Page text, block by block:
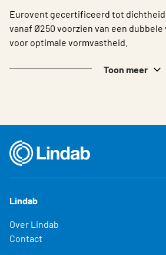
Eurovent gecertificeerd tot
vanaf Ø250 voorzien van een
voor optimale vormvastheid.
Toon meer
Lindab
Over Lindab
Contact